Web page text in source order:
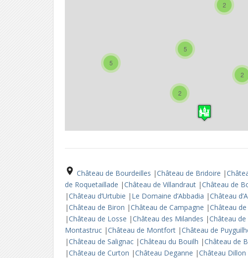
2
2
5
2
5
Château de Bourdeilles |Château de Bridoire |
de Roquetaillade |Château de Villandraut |Château de
|Château d’Urtubie | Le Domaine d’Abbadia |Château
|Château de Biron |Château de Campagne |Château
|Château de Losse |Château des Milandes |Château
Montastruc |Château de Montfort |Château de
|Château de Salignac |Château du Bouilh |Château de
|Château de Curton |Château Deganne |Château Dillon